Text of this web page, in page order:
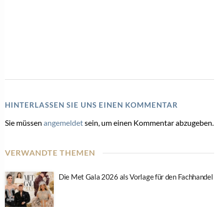
HINTERLASSEN SIE UNS EINEN KOMMENTAR
Sie müssen angemeldetsein, um einen Kommentar abzugeben.
VERWANDTE THEMEN
Die Met Gala 2026 als Vorlage für den Fachhandel